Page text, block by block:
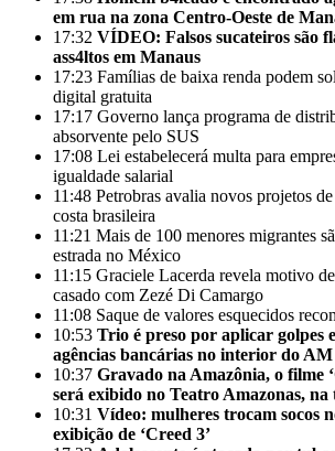
em rua na zona Centro-Oeste de
17:32 VÍDEO: Falsos sucateiros são
ass4ltos em Manaus
17:23 Famílias de baixa renda podem
digital gratuita
17:17 Governo lança programa de
absorvente pelo SUS
17:08 Lei estabelecerá multa para
igualdade salarial
11:48 Petrobras avalia novos projetos
costa brasileira
11:21 Mais de 100 menores migrantes
estrada no México
11:15 Graciele Lacerda revela motivo
casado com Zezé Di Camargo
11:08 Saque de valores esquecidos
10:53 Trio é preso por aplicar golpes
agências bancárias no interior do AM
10:37 Gravado na Amazônia, o filme
será exibido no Teatro Amazonas, na
10:31 Vídeo: mulheres trocam socos
exibição de ‘Creed 3’